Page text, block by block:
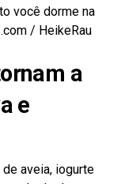
você dorme na
/ HeikeRau
a
e
aveia, iogurte